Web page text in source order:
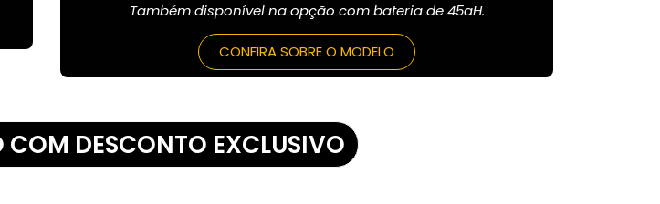
Também disponível na opção com bateria de 45aH.
CONFIRA SOBRE O MODELO
COM DESCONTO EXCLUS​​IV​​O